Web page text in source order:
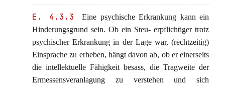
E. 4.3.3
Eine psychische Erkrankung kann ein
Hinderungsgrund sein. Ob ein Steu- erpflichtiger trotz
psychischer Erkrankung in der Lage war, (rechtzeitig)
Einsprache zu erheben, hängt davon ab, ob er einerseits
die intellektuelle Fähigkeit besass, die Tragweite der
Ermessensveranlagung zu verstehen und sich